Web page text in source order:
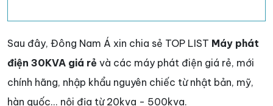
Sau đây, Đông Nam Á xin chia sẻ TOP LIST Máy phát
điện 30KVA giá rẻ và các máy phát điện giá rẻ, mới
chính hãng, nhập khẩu nguyên chiếc từ nhật bản, mỹ,
hàn quốc... nội địa từ 20kva - 500kva.